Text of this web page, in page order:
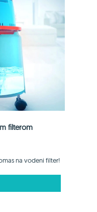
filterom
na vodeni filter!